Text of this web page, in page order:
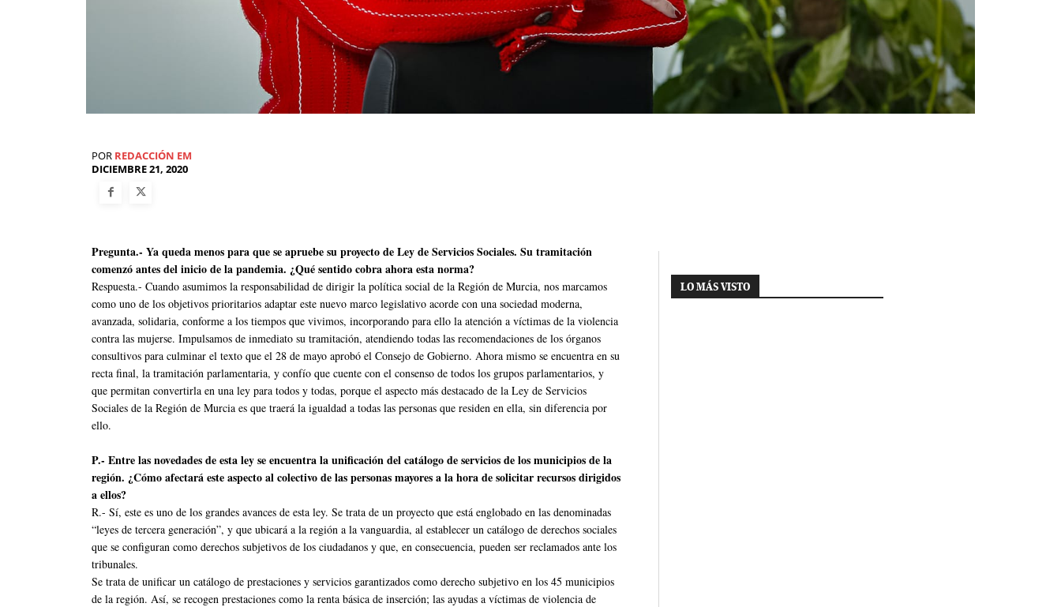
POR REDACCIÓN EM
DICIEMBRE 21, 2020
Pregunta.- Ya queda menos para que se apruebe su proyecto de Ley de Servicios Sociales. Su tramitación
comenzó antes del inicio de la pandemia. ¿Qué sentido cobra ahora esta norma?
Respuesta.- Cuando asumimos la responsabilidad de dirigir la política social de la Región de Murcia, nos marcamos
como uno de los objetivos prioritarios adaptar este nuevo marco legislativo acorde con una sociedad moderna,
avanzada, solidaria, conforme a los tiempos que vivimos, incorporando para ello la atención a víctimas de la violencia
contra las mujerse. Impulsamos de inmediato su tramitación, atendiendo todas las recomendaciones de los órganos
consultivos para culminar el texto que el 28 de mayo aprobó el Consejo de Gobierno. Ahora mismo se encuentra en su
recta final, la tramitación parlamentaria, y confío que cuente con el consenso de todos los grupos parlamentarios, y
que permitan convertirla en una ley para todos y todas, porque el aspecto más destacado de la Ley de Servicios
Sociales de la Región de Murcia es que traerá la igualdad a todas las personas que residen en ella, sin diferencia por
ello.
P.- Entre las novedades de esta ley se encuentra la unificación del catálogo de servicios de los municipios de la
región. ¿Cómo afectará este aspecto al colectivo de las personas mayores a la hora de solicitar recursos dirigidos
a ellos?
R.- Sí, este es uno de los grandes avances de esta ley. Se trata de un proyecto que está englobado en las denominadas
“leyes de tercera generación”, y que ubicará a la región a la vanguardia, al establecer un catálogo de derechos sociales
que se configuran como derechos subjetivos de los ciudadanos y que, en consecuencia, pueden ser reclamados ante los
tribunales.
Se trata de unificar un catálogo de prestaciones y servicios garantizados como derecho subjetivo en los 45 municipios
de la región. Así, se recogen prestaciones como la renta básica de inserción; las ayudas a víctimas de violencia de
LO MÁS VISTO